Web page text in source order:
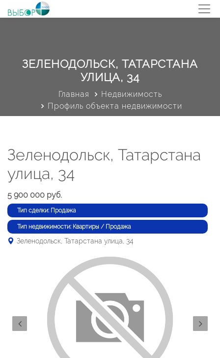
ЗЕЛЕНОДОЛЬСК, ТАТАРСТАНА
УЛИЦА, 34
Главная
Недвижимость
Профиль объекта недвижимости
Зеленодольск, Татарстана
улица, 34
5 900 000 руб.
Тип сделки: Продажа
Тип недвижимости: Квартиры / Продажа
Зеленодольск, Татарстана улица, 34